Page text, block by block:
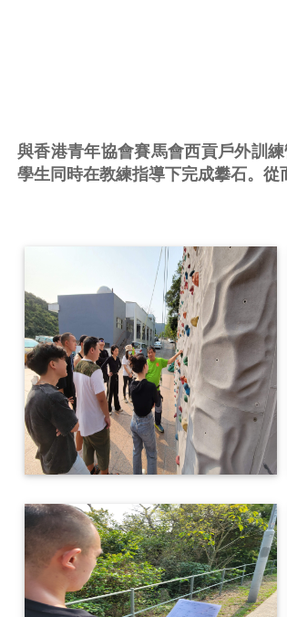
與香港青年協會賽馬會西貢戶外訓
學生同時在教練指導下完成攀石。從